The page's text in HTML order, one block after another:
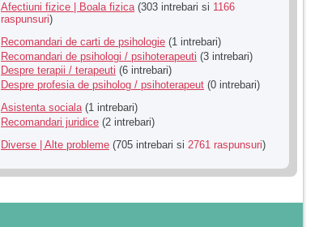
Afectiuni fizice | Boala fizica(303 intrebari si 1166
raspunsuri)
Recomandari de carti de psihologie (1 intrebari)
Recomandari de psihologi / psihoterapeuti (3 intrebari)
Despre terapii / terapeuti (6 intrebari)
Despre profesia de psiholog / psihoterapeut (0 intrebari)
Asistenta sociala (1 intrebari)
Recomandari juridice (2 intrebari)
Diverse | Alte probleme (705 intrebari si 2761 raspunsuri)